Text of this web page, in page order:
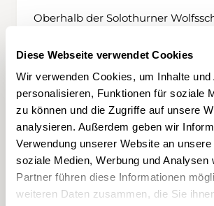
Diese Webseite verwendet Cookies
Wir verwenden Cookies, um Inhalte und
personalisieren, Funktionen für soziale
zu können und die Zugriffe auf unsere
analysieren. Außerdem geben wir
Verwendung unserer Website an
soziale Medien, Werbung und Analysen
Partner führen diese Informationen
weiteren Daten zusammen, die Sie
Oberhalb der Solothurner
Käferpopulation drastisch
weshalb Käfer als Zersetzer für d